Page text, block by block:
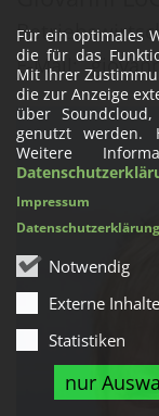
Für ein optimales
die für das
Mit Ihrer
die zur Anzeige
über
genutzt werden.
Weitere
Notwendig
Externe Inhalte
Statistiken
nur
Impressum
Datenschutzerklärung
E-Mail: